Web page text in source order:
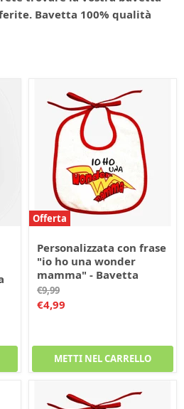
Bavetta 100% qualità
Offerta
Personalizzata con frase
"io ho una wonder
mamma" - Bavetta
Prezzo
originale
€9,99
Prezzo
€4,99
METTI NEL CARRELLO